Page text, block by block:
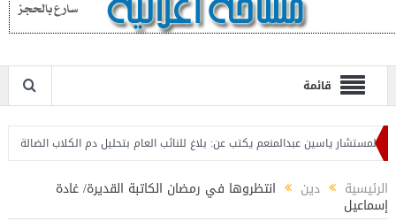
قائمة
ياسين عبدالمنعم يكتب عن: بلاغ للنائب العام بتحليل دم الكلاب الضالة
الرئيسية دين انتظروها في رمضان الكاتبة القديرة/ غادة
إسماعيل